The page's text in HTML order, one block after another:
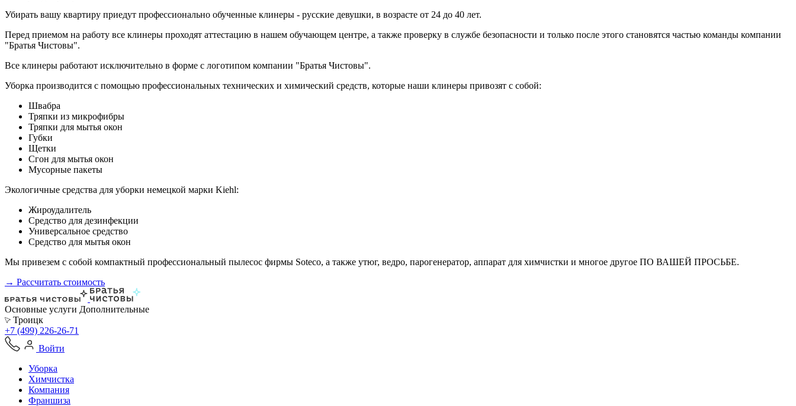
Убирать вашу квартиру приедут профессионально обученные клинеры - русские девушки, в возрасте от 24 до 40 лет.
Перед приемом на работу все клинеры проходят аттестацию в нашем обучающем центре, а также проверку в службе безопасности и только после этого становятся частью команды компании
"Братья Чистовы".
Все клинеры работают исключительно в форме с логотипом компании "Братья Чистовы".
Уборка производится с помощью профессиональных технических и химический средств, которые наши клинеры привозят с собой:
Швабра
Тряпки из микрофибры
Тряпки для мытья окон
Губки
Щетки
Сгон для мытья окон
Мусорные пакеты
Экологичные средства для уборки немецкой марки Kiehl:
Жироудалитель
Средство для дезинфекции
Универсальное средство
Средство для мытья окон
Мы привезем с собой компактный профессиональный пылесос фирмы Soteco, а также утюг, ведро, парогенератор, аппарат для химчистки и многое другое ПО ВАШЕЙ ПРОСЬБЕ.
→ Рассчитать стоимость
Основные услуги Дополнительные
Троицк
+7 (499) 226-26-71
Войти
Уборка
Химчистка
Компания
Франшиза